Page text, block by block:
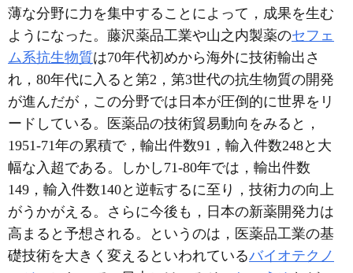
薄な分野に力を集中することによって，成果を生む
ようになった。藤沢薬品工業や山之内製薬のセフェ
ム系抗生物質は70年代初めから海外に技術輸出さ
れ，80年代に入ると第2，第3世代の抗生物質の開発
が進んだが，この分野では日本が圧倒的に世界をリ
ードしている。医薬品の技術貿易動向をみると，
1951-71年の累積で，輸出件数91，輸入件数248と大
幅な入超である。しかし71-80年では，輸出件数
149，輸入件数140と逆転するに至り，技術力の向上
がうかがえる。さらに今後も，日本の新薬開発力は
高まると予想される。というのは，医薬品工業の基
礎技術を大きく変えるといわれているバイオテクノ